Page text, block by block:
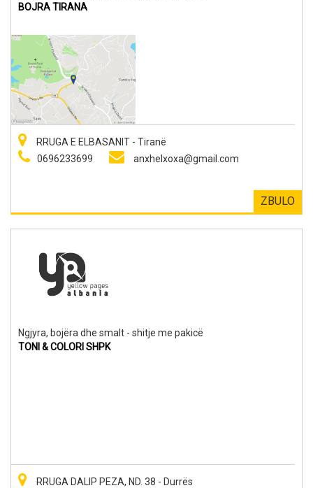
BOJRA TIRANA
RRUGA E ELBASANIT - Tiranë
0696233699
anxhelxoxa@gmail.com
ZBULO
Ngjyra, bojëra dhe smalt - shitje me pakicë
TONI & COLORI SHPK
RRUGA DALIP PEZA, ND. 38 - Durrës